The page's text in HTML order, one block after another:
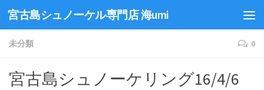
宮古島シュノーケル専門店 海umi
未分類 0
宮古島シュノーケリング16/4/6